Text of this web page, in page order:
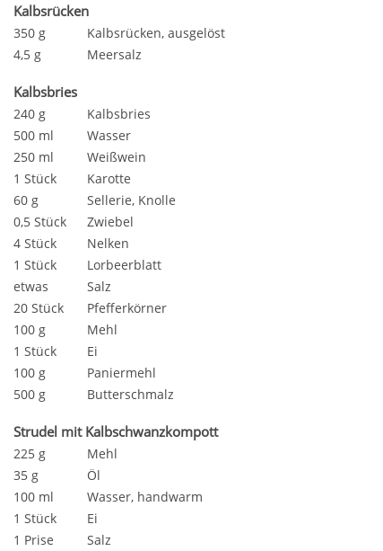
Kalbsrücken
350 g
Kalbsrücken, ausgelöst
4,5 g
Meersalz
Kalbsbries
240 g
Kalbsbries
500 ml
Wasser
250 ml
Weißwein
1 Stück
Karotte
60 g
Sellerie, Knolle
0,5 Stück
Zwiebel
4 Stück
Nelken
1 Stück
Lorbeerblatt
etwas
Salz
20 Stück
Pfefferkörner
100 g
Mehl
1 Stück
Ei
100 g
Paniermehl
500 g
Butterschmalz
Strudel mit Kalbschwanzkompott
225 g
Mehl
35 g
Öl
100 ml
Wasser, handwarm
1 Stück
Ei
1 Prise
Salz